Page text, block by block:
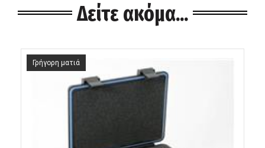
Δείτε ακόμα...
Γρήγορη ματιά